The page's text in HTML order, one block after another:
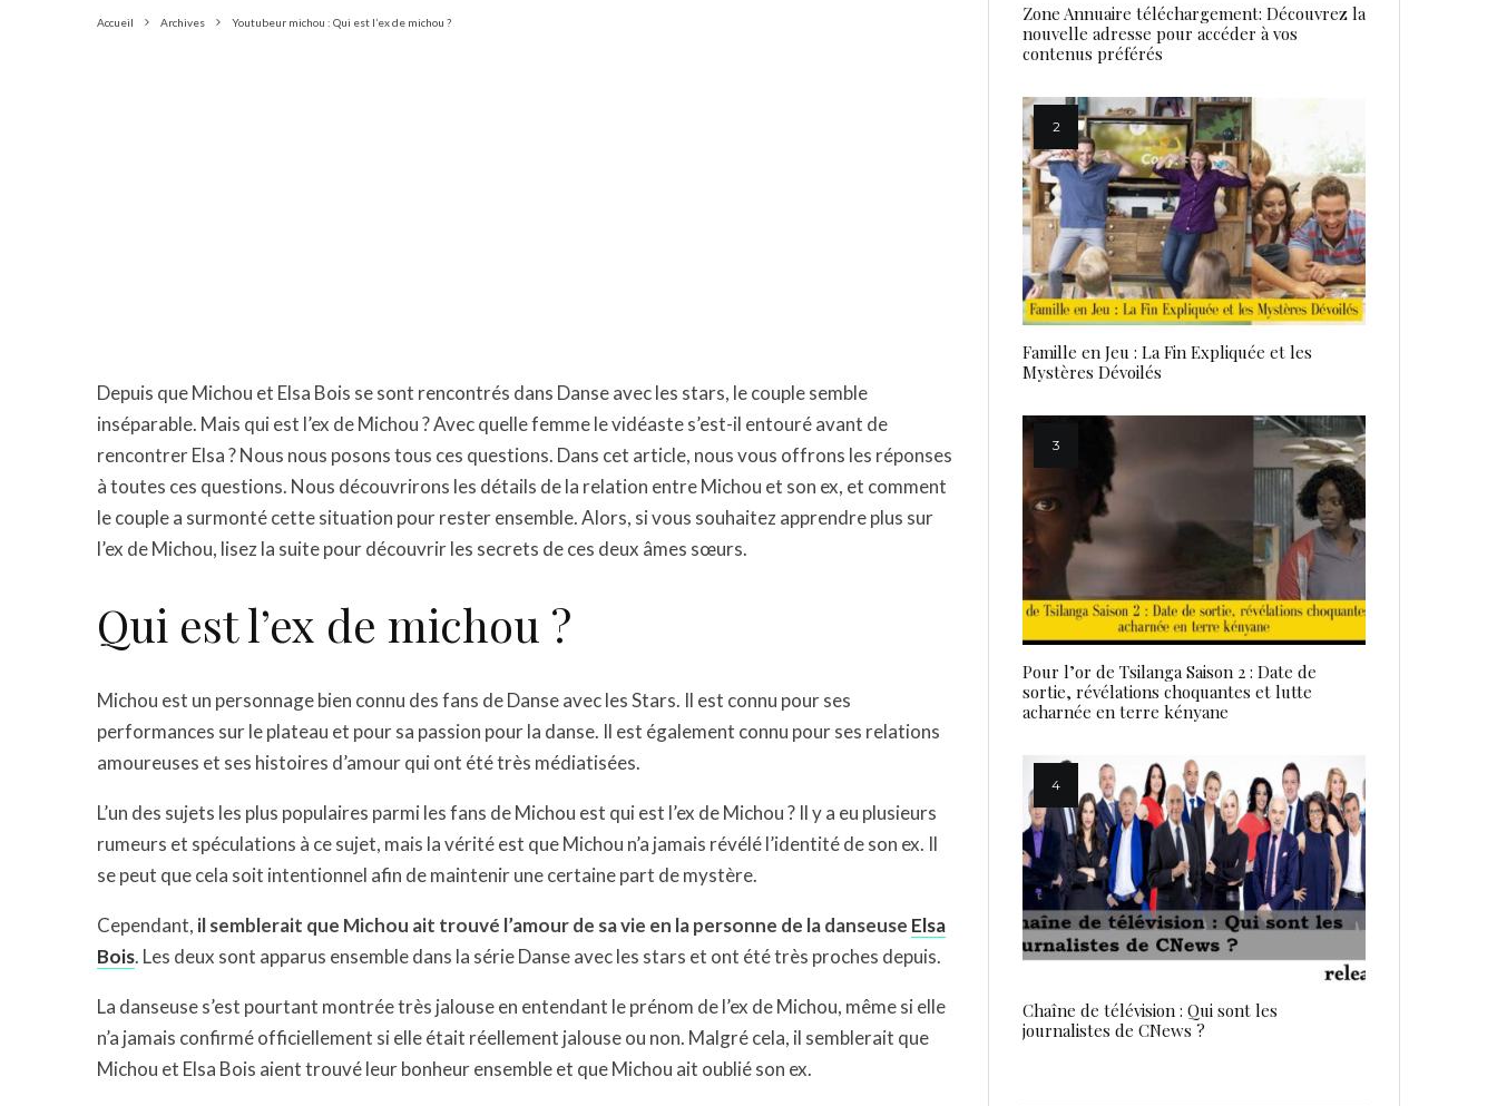
Accueil Archives Youtubeur michou : Qui est l’ex de michou ?
Depuis que Michou et Elsa Bois se sont rencontrés dans Danse avec les stars, le couple semble
inséparable. Mais qui est l’ex de Michou ? Avec quelle femme le vidéaste s’est-il entouré avant de
rencontrer Elsa ? Nous nous posons tous ces questions. Dans cet article, nous vous offrons les réponses
à toutes ces questions. Nous découvrirons les détails de la relation entre Michou et son ex, et comment
le couple a surmonté cette situation pour rester ensemble. Alors, si vous souhaitez apprendre plus sur
l’ex de Michou, lisez la suite pour découvrir les secrets de ces deux âmes sœurs.
Qui est l’ex de michou ?
Michou est un personnage bien connu des fans de Danse avec les Stars. Il est connu pour ses
performances sur le plateau et pour sa passion pour la danse. Il est également connu pour ses relations
amoureuses et ses histoires d’amour qui ont été très médiatisées.
L’un des sujets les plus populaires parmi les fans de Michou est qui est l’ex de Michou ? Il y a eu plusieurs
rumeurs et spéculations à ce sujet, mais la vérité est que Michou n’a jamais révélé l’identité de son ex. Il
se peut que cela soit intentionnel afin de maintenir une certaine part de mystère.
Cependant, il semblerait que Michou ait trouvé l’amour de sa vie en la personne de la danseuse Elsa
Bois. Les deux sont apparus ensemble dans la série Danse avec les stars et ont été très proches depuis.
La danseuse s’est pourtant montrée très jalouse en entendant le prénom de l’ex de Michou, même si elle
n’a jamais confirmé officiellement si elle était réellement jalouse ou non. Malgré cela, il semblerait que
Michou et Elsa Bois aient trouvé leur bonheur ensemble et que Michou ait oublié son ex.
Zone Annuaire téléchargement: Découvrez la
nouvelle adresse pour accéder à vos
contenus préférés
Famille en Jeu : La Fin Expliquée et les
Mystères Dévoilés
Pour l’or de Tsilanga Saison 2 : Date de
sortie, révélations choquantes et lutte
acharnée en terre kényane
Chaîne de télévision : Qui sont les
journalistes de CNews ?